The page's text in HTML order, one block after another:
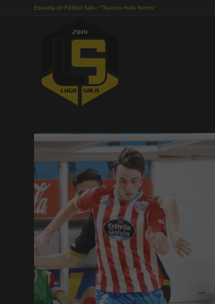
Escuela de Fútbol Sala - "Xuntos máis fortes"